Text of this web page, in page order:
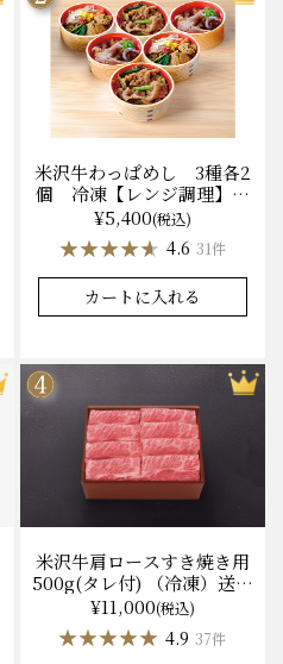
米沢牛わっぱめし 3種各2
個 冷凍【レンジ調理】化
粧箱入
¥5,400(税込)
★★★★★
★★★★★ 4.6 31件
カートに入れる
米沢牛肩ロースすき焼き用
500g(タレ付) （冷凍）送料
無料 化粧箱入
¥11,000(税込)
★★★★★
★★★★★ 4.9 37件